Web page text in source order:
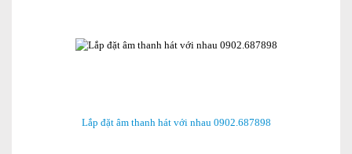
Lắp đặt âm thanh hát với nhau 0902.687898